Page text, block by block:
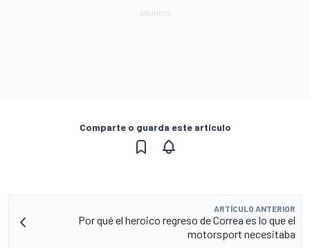
Comparte o guarda este artículo
ARTÍCULO ANTERIOR
Por qué el heroico regreso de Correa es lo que el
motorsport necesitaba